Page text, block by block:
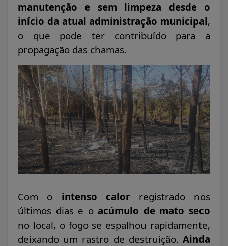
manutenção e sem limpeza desde o
início da atual administração municipal,
o que pode ter contribuído para a
propagação das chamas.
Com o intenso calor registrado nos
últimos dias e oacúmulo de mato seco
no local, o fogo se espalhou rapidamente,
deixando um rastro de destruição. Ainda